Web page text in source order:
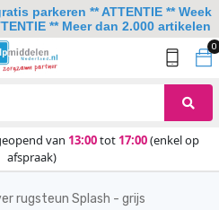
0
van 13:00tot 17:00(enkel op
afspraak)
rugsteun Splash - grijs
parkeren ** ATTENTIE ** Week
** Meer dan 2.000 artikelen